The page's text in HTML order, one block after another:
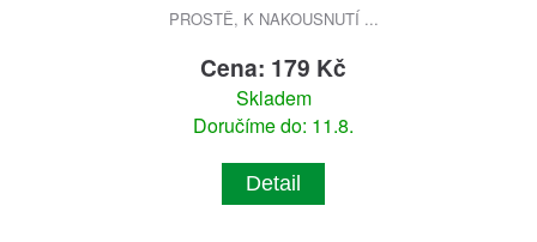
PROSTĚ, K NAKOUSNUTÍ ...
Cena: 179 Kč
Skladem
Doručíme do: 11.8.
Detail